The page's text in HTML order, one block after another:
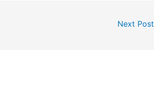
Next Post